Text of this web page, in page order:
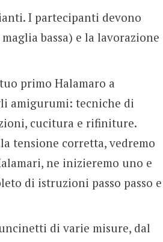
I partecipanti devono
bassa) e la lavorazione
primo Halamaro a
amigurumi: tecniche di
cucitura e rifiniture.
tensione corretta, vedremo
ne inizieremo uno e
di istruzioni passo passo e
di varie misure, dal